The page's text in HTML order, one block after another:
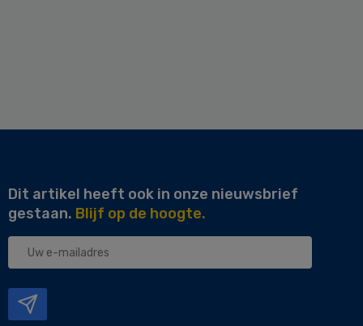
Dit artikel heeft ook in onze nieuwsbrief
gestaan. Blijf op de hoogte.
Uw